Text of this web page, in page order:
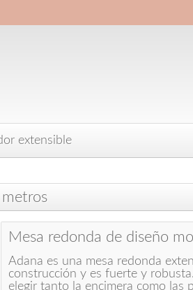
extensible
Mesa redonda de diseño
Adana es una mesa redonda
construcción y es fuerte y
elegir tanto la encimera como las